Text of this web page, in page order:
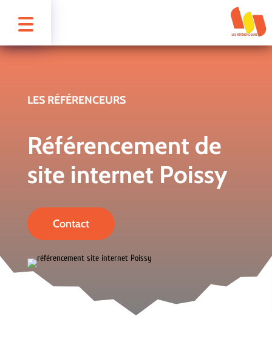
LES RÉFÉRENCEURS
Référencement de
site internet Poissy
Contact